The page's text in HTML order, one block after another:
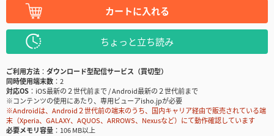
カートに入れる
ちょっと立ち読み
ご利用方法
ダウンロード型配信サービス（買切型）
同時使用端末数
2
対応OS
iOS最新の２世代前まで / Android最新の２世代前まで
※コンテンツの使用にあたり、専用ビューアisho.jpが必要
※Androidは、Android２世代前の端末のうち、国内キャリア経由で販売されている端
末（Xperia、GALAXY、AQUOS、ARROWS、Nexusなど）にて動作確認しています
必要メモリ容量
106 MB以上